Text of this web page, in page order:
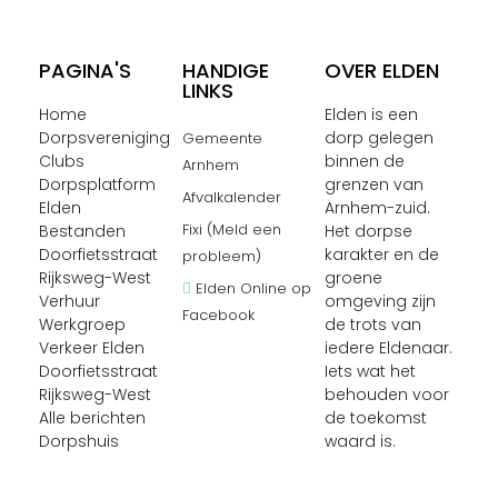
PAGINA'S
Home
Dorpsvereniging
Clubs
Dorpsplatform
Elden
Bestanden
Doorfietsstraat
Rijksweg-West
Verhuur
Werkgroep
Verkeer Elden
Doorfietsstraat
Rijksweg-West
Alle berichten
Dorpshuis
HANDIGE
LINKS
Gemeente
Arnhem
Afvalkalender
Fixi (Meld een
probleem)
Elden Online op
Facebook
OVER ELDEN
Elden is een
dorp gelegen
binnen de
grenzen van
Arnhem-zuid.
Het dorpse
karakter en de
groene
omgeving zijn
de trots van
iedere Eldenaar.
Iets wat het
behouden voor
de toekomst
waard is.